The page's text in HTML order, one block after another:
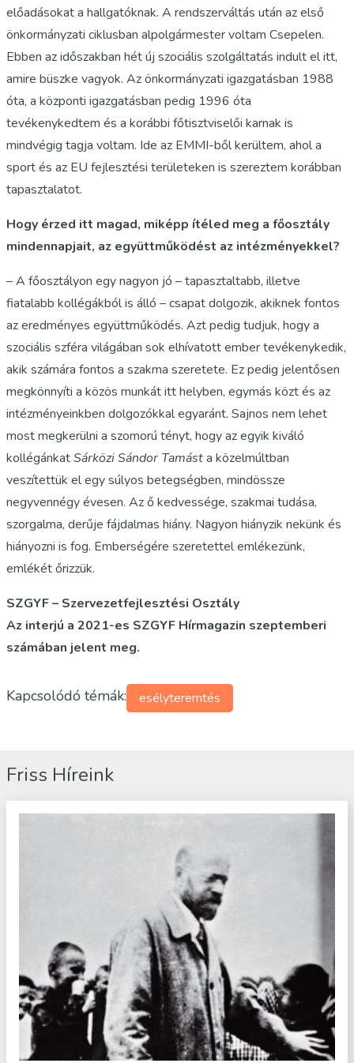
előadásokat a hallgatóknak. A rendszerváltás után az első
önkormányzati ciklusban alpolgármester voltam Csepelen.
Ebben az időszakban hét új szociális szolgáltatás indult el itt,
amire büszke vagyok. Az önkormányzati igazgatásban 1988
óta, a központi igazgatásban pedig 1996 óta
tevékenykedtem és a korábbi főtisztviselői karnak is
mindvégig tagja voltam. Ide az EMMI-ből kerültem, ahol a
sport és az EU fejlesztési területeken is szereztem korábban
tapasztalatot.
Hogy érzed itt magad, miképp ítéled meg a főosztály
mindennapjait, az együttműködést az intézményekkel?
– A főosztályon egy nagyon jó – tapasztaltabb, illetve
fiatalabb kollégákból is álló – csapat dolgozik, akiknek fontos
az eredményes együttműködés. Azt pedig tudjuk, hogy a
szociális szféra világában sok elhívatott ember tevékenykedik,
akik számára fontos a szakma szeretete. Ez pedig jelentősen
megkönnyíti a közös munkát itt helyben, egymás közt és az
intézményeinkben dolgozókkal egyaránt. Sajnos nem lehet
most megkerülni a szomorú tényt, hogy az egyik kiváló
kollégánkatSárközi Sándor Tamásta közelmúltban
veszítettük el egy súlyos betegségben, mindössze
negyvennégy évesen. Az ő kedvessége, szakmai tudása,
szorgalma, derűje fájdalmas hiány. Nagyon hiányzik nekünk és
hiányozni is fog. Emberségére szeretettel emlékezünk,
emlékét őrizzük.
SZGYF – Szervezetfejlesztési Osztály
Az interjú a 2021-es SZGYF Hírmagazin szeptemberi
számában jelent meg.
Kapcsolódó témák: esélyteremtés
Friss Híreink